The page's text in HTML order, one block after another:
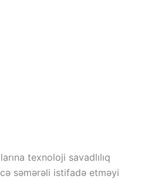
texnoloji savadlılıq
səmərəli istifadə etməyi